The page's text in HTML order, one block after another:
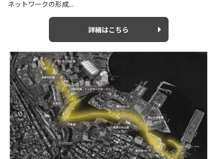
ネットワークの形成...
詳細はこちら